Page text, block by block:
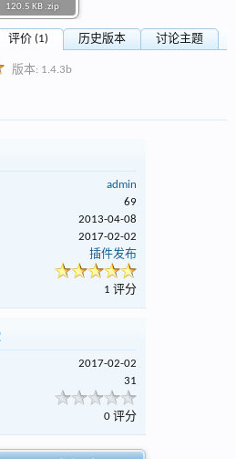
120.5 KB .zip
评价 (1) 历史版本 讨论主题
版本: 1.4.3b
admin
69
2013-04-08
2017-02-02
插件发布
1 评分
2017-02-02
31
0 评分